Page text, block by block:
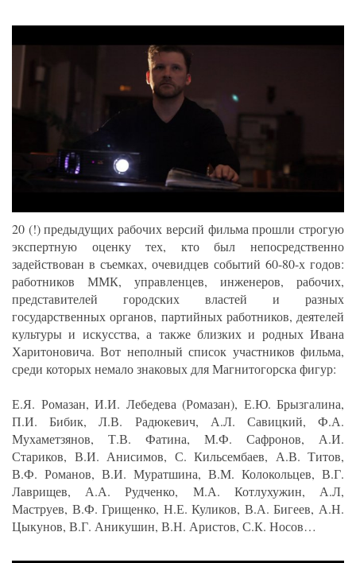
20 (!) предыдущих рабочих версий фильма прошли строгую
экспертную оценку тех, кто был непосредственно
задействован в съемках, очевидцев событий 60-80-х годов:
работников ММК, управленцев, инженеров, рабочих,
представителей городских властей и разных
государственных органов, партийных работников, деятелей
культуры и искусства, а также близких и родных Ивана
Харитоновича. Вот неполный список участников фильма,
среди которых немало знаковых для Магнитогорска фигур:
Е.Я. Ромазан, И.И. Лебедева (Ромазан), Е.Ю. Брызгалина,
П.И. Бибик, Л.В. Радюкевич, А.Л. Савицкий, Ф.А.
Мухаметзянов, Т.В. Фатина, М.Ф. Сафронов, А.И.
Стариков, В.И. Анисимов, С. Кильсембаев, А.В. Титов,
В.Ф. Романов, В.И. Муратшина, В.М. Колокольцев, В.Г.
Лаврищев, А.А. Рудченко, М.А. Котлухужин, А.Л,
Маструев, В.Ф. Грищенко, Н.Е. Куликов, В.А. Бигеев, А.Н.
Цыкунов, В.Г. Аникушин, В.Н. Аристов, С.К. Носов…